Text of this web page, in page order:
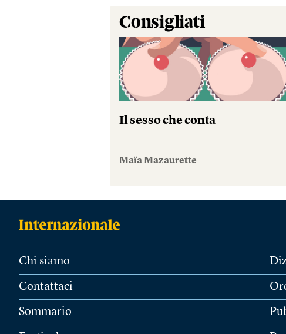
Consigliati
Il sesso che conta
Maïa Mazaurette
Chi siamo
Contattaci
Sommario